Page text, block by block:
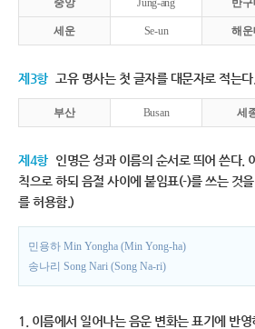
중앙 Jung-ang 반구
세운 Se-un 해운
제3항 고유 명사는 첫 글자를 대문자로 적는다.
부산 Busan 세
제4항 인명은 성과 이름의 순서로 띄어 쓴다.
칙으로 하되 음절 사이에 붙임표(-)를 쓰는 것
를 허용함.)
민용하 Min Yongha (Min Yong-ha)
송나리 Song Nari (Song Na-ri)
1. 이름에서 일어나는 음운 변화는 표기에 반영